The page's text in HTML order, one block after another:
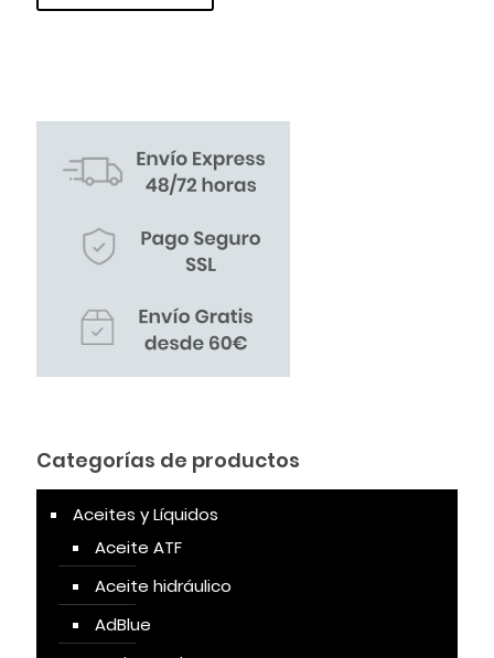
Categorías de productos
Aceites y Líquidos
Aceite ATF
Aceite hidráulico
AdBlue